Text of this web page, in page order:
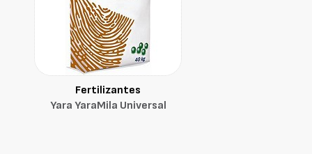
Fertilizantes
Yara YaraMila Universal